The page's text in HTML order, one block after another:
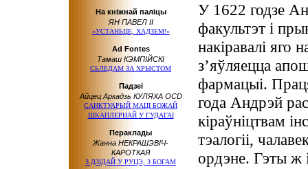
На кніжнай паліцы
ЯН ПАВЕЛ ІІ
«УСТАНЬЦЕ, ХАДЗЕМ!»
Ad Fontes
Тамаш КЭМПІЙСКІ
СЬЛЕДАМ ЗА ХРЫСТОМ
Падзеі
Айцец Аркадзь КУЛЯХА OCD
САНКТУАРЫЙ МАЦІ БОЖАЙ
ШКАПЛЕРНАЙ У ГУДАГАІ
Пераклады
Жанна НЕКРАШЭВІЧ-
КАРОТКАЯ
З ДЗІДАЙ У РУЦЭ, З БОГАМ
У 1622 годзе
факультэт і
накіравалі яго
з’яўляецца
фармацыі.
года Андрэй
кіраўніцтвам
тэалогіі,
ордэне. Гэты ж